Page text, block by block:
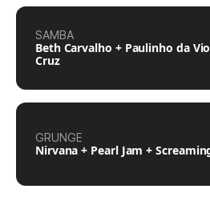
SAMBA
Beth Carvalho + Paulinho da
Cruz
GRUNGE
Nirvana + Pearl Jam +